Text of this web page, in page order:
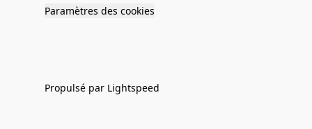
Paramètres des cookies
Propulsé par Lightspeed